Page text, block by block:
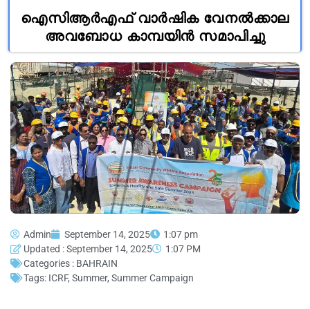
ഐസിആര്‍എഫ് വാര്‍ഷിക വേനല്‍ക്കാല
അവബോധ കാമ്പയിന്‍ സമാപിച്ചു
Admin September 14, 2025
1:07 pm
Updated : September 14, 2025
1:07 PM
Categories : BAHRAIN
Tags: ICRF, Summer, Summer Campaign